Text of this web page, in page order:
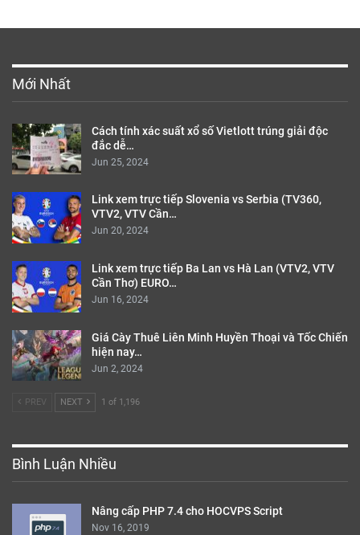
Mới Nhất
Cách tính xác suất xổ số Vietlott trúng giải độc
đắc dễ…
Jun 25, 2024
Link xem trực tiếp Slovenia vs Serbia (TV360,
VTV2, VTV Cần…
Jun 20, 2024
Link xem trực tiếp Ba Lan vs Hà Lan (VTV2, VTV
Cần Thơ) EURO…
Jun 16, 2024
Giá Cày Thuê Liên Minh Huyền Thoại và Tốc Chiến
hiện nay…
Jun 2, 2024
PREV NEXT 1 of 1,196
Bình Luận Nhiều
Nâng cấp PHP 7.4 cho HOCVPS Script
Nov 16, 2019